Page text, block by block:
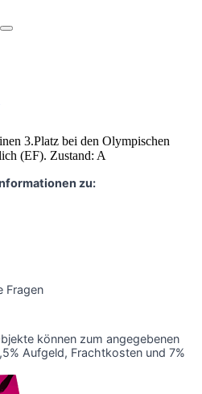
3.Platz bei den Olympischen
(EF). Zustand: A
zu:
Fragen
können zum angegebenen
Aufgeld, Frachtkosten und 7%